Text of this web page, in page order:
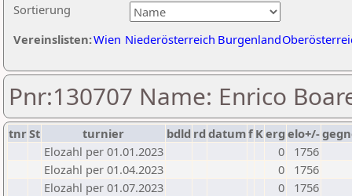
Sortierung
Vereinslisten:Wien Niederösterreich Burgenland
Pnr:130707 Name: Enrico
tnrSt turnier bdld rd datumf Kerg elo+/-
Elozahl per 01.01.2023
0
1756
Elozahl per 01.04.2023
0
1756
Elozahl per 01.07.2023
0
1756